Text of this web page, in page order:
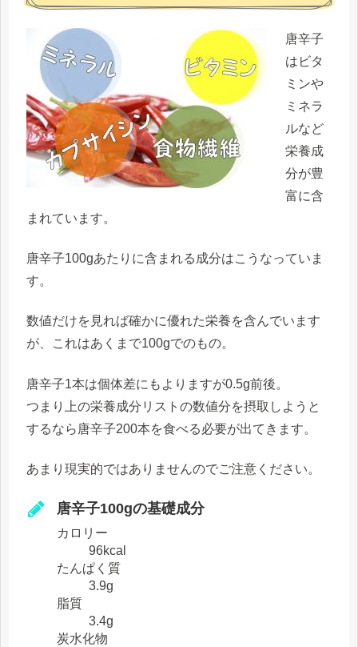
唐辛子
はビタ
ミンや
ミネラ
ルなど
栄養成
分が豊
富に含
まれています。
唐辛子100gあたりに含まれる成分はこうなっていま
す。
数値だけを見れば確かに優れた栄養を含んでいます
が、これはあくまで100gでのもの。
唐辛子1本は個体差にもよりますが0.5g前後。
つまり上の栄養成分リストの数値分を摂取しようと
するなら唐辛子200本を食べる必要が出てきます。
あまり現実的ではありませんのでご注意ください。
唐辛子100gの基礎成分
カロリー
96kcal
たんぱく質
3.9g
脂質
3.4g
炭水化物